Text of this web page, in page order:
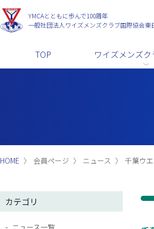
YMCAとともに歩んで100周年
一般社団法人 ワイズメンズクラブ国際協会東
TOP ワイズメンズ
HOME 会員ページ ニュース 千葉ウ
カテゴリ
ニュース一覧